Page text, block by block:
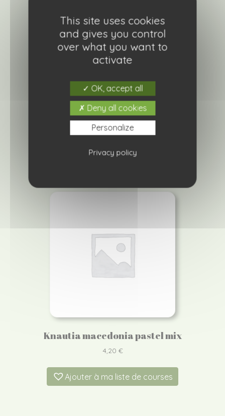
Cerastium tomentosum ( oreille de
souris)
4,20€
Knautia macedonia pastel mix
4,20 €
Ajouter à ma liste de courses
This site uses cookies
and gives you control
over what you want to
activate
OK, accept all
Deny all cookies
Personalize
Privacy policy